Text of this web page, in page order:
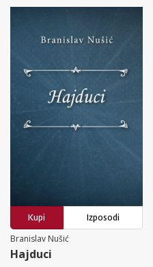
Kupi
Izposodi
Branislav Nušić
Hajduci